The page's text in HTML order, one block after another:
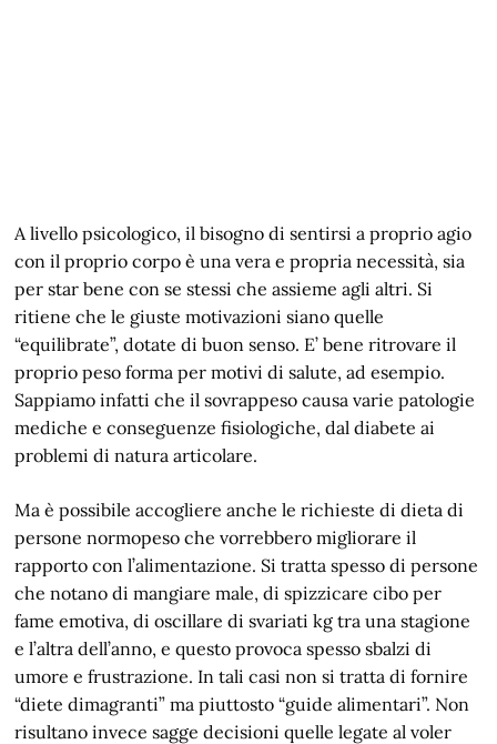
A livello psicologico, il bisogno di sentirsi a proprio agio
con il proprio corpo è una vera e propria necessità, sia
per star bene con se stessi che assieme agli altri. Si
ritiene che le giuste motivazioni siano quelle
“equilibrate”, dotate di buon senso. E’ bene ritrovare il
proprio peso forma per motivi di salute, ad esempio.
Sappiamo infatti che il sovrappeso causa varie patologie
mediche e conseguenze fisiologiche, dal diabete ai
problemi di natura articolare.
Ma è possibile accogliere anche le richieste di dieta di
persone normopeso che vorrebbero migliorare il
rapporto con l’alimentazione. Si tratta spesso di persone
che notano di mangiare male, di spizzicare cibo per
fame emotiva, di oscillare di svariati kg tra una stagione
e l’altra dell’anno, e questo provoca spesso sbalzi di
umore e frustrazione. In tali casi non si tratta di fornire
“diete dimagranti” ma piuttosto “guide alimentari”. Non
risultano invece sagge decisioni quelle legate al voler